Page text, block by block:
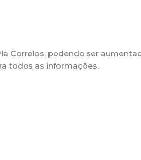
Correios, podendo ser
todos as informações.